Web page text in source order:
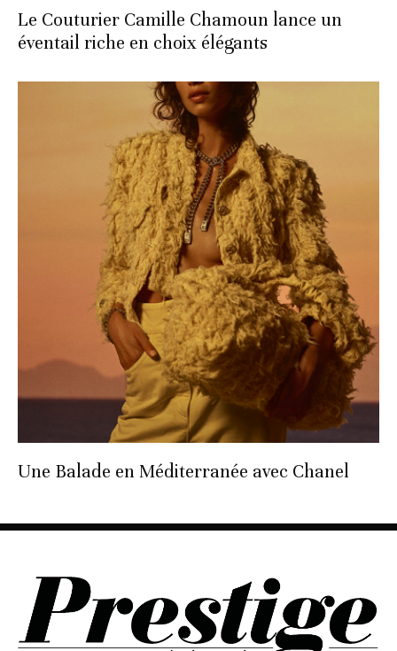
Le Couturier Camille Chamoun lance un
éventail riche en choix élégants
Une Balade en Méditerranée avec Chanel